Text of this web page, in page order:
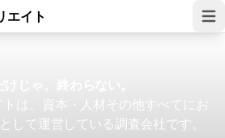
エイト
は、資本・人材その他すべてにお
して運営している調査会社です。